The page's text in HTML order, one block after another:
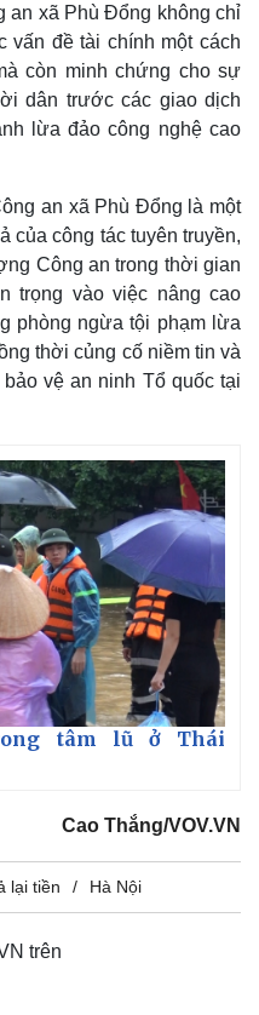
an xã Phù Đổng không chỉ
vấn đề tài chính một cách
còn minh chứng cho sự
dân trước các giao dịch
lừa đảo công nghệ cao
an xã Phù Đổng là một
của công tác tuyên truyền,
Công an trong thời gian
trọng vào việc nâng cao
phòng ngừa tội phạm lừa
thời củng cố niềm tin và
vệ an ninh Tổ quốc tại
tâm lũ ở Thái
Cao Thắng/VOV.VN
lại tiền Hà Nội
trên